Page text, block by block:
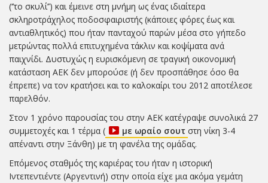
(‘’το σκυλί’’) και έμεινε στη μνήμη ως ένας ιδιαίτερα
σκληροτράχηλος ποδοσφαιριστής (κάποιες φόρες έως και
αντιαθλητικός) που ήταν πανταχού παρών μέσα στο γήπεδο
μετρώντας πολλά επιτυχημένα τάκλιν και κοψίματα ανά
παιχνίδι. Δυστυχώς η ευρισκόμενη σε τραγική οικονομική
κατάσταση ΑΕΚ δεν μπορούσε (ή δεν προσπάθησε όσο θα
έπρεπε) να τον κρατήσει και το καλοκαίρι του 2012 αποτέλεσε
παρελθόν.
Στον 1 χρόνο παρουσίας του στην ΑΕΚ κατέγραψε συνολικά 27
συμμετοχές και 1 τέρμα (
με ωραίο σουτ στη νίκη 3-4
απέναντι στην Ξάνθη) με τη φανέλα της ομάδας.
Επόμενος σταθμός της καριέρας του ήταν η ιστορική
Ιντεπεντιέντε (Αργεντινή) στην οποία είχε μια ακόμα γεμάτη